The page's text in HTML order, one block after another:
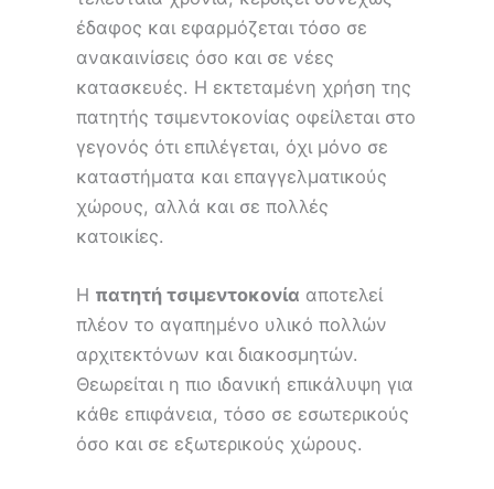
έδαφος και εφαρμόζεται τόσο σε
ανακαινίσεις όσο και σε νέες
κατασκευές. Η εκτεταμένη χρήση της
πατητής τσιμεντοκονίας οφείλεται στο
γεγονός ότι επιλέγεται, όχι μόνο σε
καταστήματα και επαγγελματικούς
χώρους, αλλά και σε πολλές
κατοικίες.
Η πατητή τσιμεντοκονία αποτελεί
πλέον το αγαπημένο υλικό πολλών
αρχιτεκτόνων και διακοσμητών.
Θεωρείται η πιο ιδανική επικάλυψη για
κάθε επιφάνεια, τόσο σε εσωτερικούς
όσο και σε εξωτερικούς χώρους.